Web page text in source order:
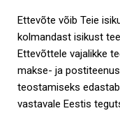
Ettevõte võib Teie
kolmandast isikust
Ettevõttele vajalikke
makse- ja
teostamiseks
vastavale Eestis